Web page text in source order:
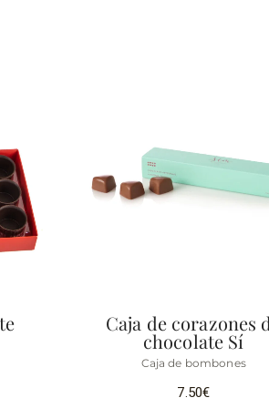
Caja de corazones
chocolate Sí
Caja de bombones
7.50€